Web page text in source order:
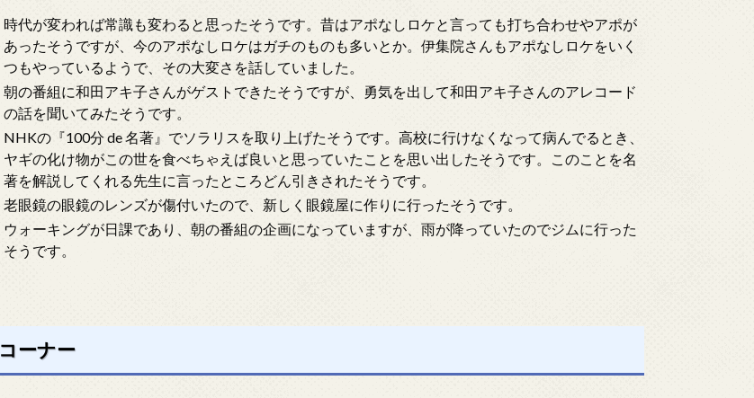
時代が変われば常識も変わると思ったそうです。昔はアポなしロケと言っても打ち合わせやアポが
あったそうですが、今のアポなしロケはガチのものも多いとか。伊集院さんもアポなしロケをいく
つもやっているようで、その大変さを話していました。
朝の番組に和田アキ子さんがゲストできたそうですが、勇気を出して和田アキ子さんのアレコード
の話を聞いてみたそうです。
NHKの『100分 de 名著』でソラリスを取り上げたそうです。高校に行けなくなって病んでるとき、
ヤギの化け物がこの世を食べちゃえば良いと思っていたことを思い出したそうです。このことを名
著を解説してくれる先生に言ったところどん引きされたそうです。
老眼鏡の眼鏡のレンズが傷付いたので、新しく眼鏡屋に作りに行ったそうです。
ウォーキングが日課であり、朝の番組の企画になっていますが、雨が降っていたのでジムに行った
そうです。
コーナー